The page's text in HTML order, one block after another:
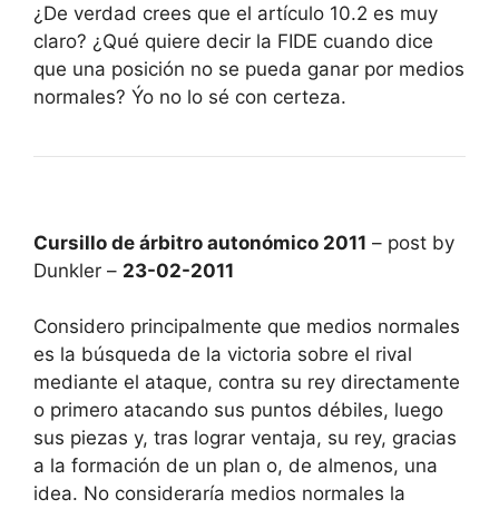
¿De verdad crees que el artículo 10.2 es muy
claro? ¿Qué quiere decir la FIDE cuando dice
que una posición no se pueda ganar por medios
normales? Ýo no lo sé con certeza.
Cursillo de árbitro autonómico 2011 – post by
Dunkler – 23-02-2011
Considero principalmente que medios normales
es la búsqueda de la victoria sobre el rival
mediante el ataque, contra su rey directamente
o primero atacando sus puntos débiles, luego
sus piezas y, tras lograr ventaja, su rey, gracias
a la formación de un plan o, de almenos, una
idea. No consideraría medios normales la